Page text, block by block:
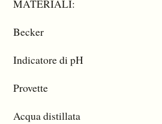
MATERIALI:
Becker
Indicatore di pH
Provette
Acqua distillata